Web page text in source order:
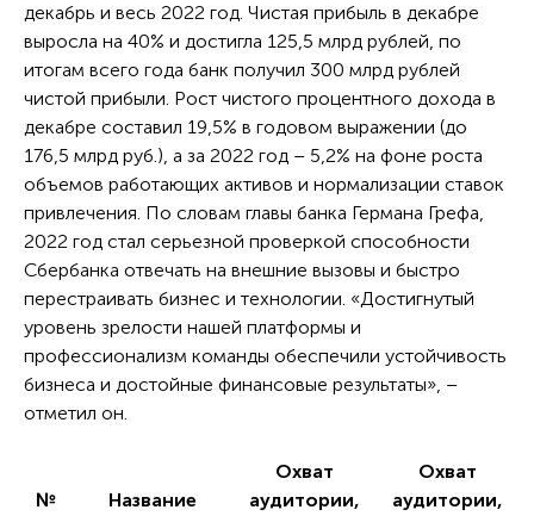
декабрь и весь 2022 год. Чистая прибыль в декабре
выросла на 40% и достигла 125,5 млрд рублей, по
итогам всего года банк получил 300 млрд рублей
чистой прибыли. Рост чистого процентного дохода в
декабре составил 19,5% в годовом выражении (до
176,5 млрд руб.), а за 2022 год – 5,2% на фоне роста
объемов работающих активов и нормализации ставок
привлечения. По словам главы банка Германа Грефа,
2022 год стал серьезной проверкой способности
Сбербанка отвечать на внешние вызовы и быстро
перестраивать бизнес и технологии. «Достигнутый
уровень зрелости нашей платформы и
профессионализм команды обеспечили устойчивость
бизнеса и достойные финансовые результаты», –
отметил он.
№ Название
Охват
аудитории,
Охват
аудитории,